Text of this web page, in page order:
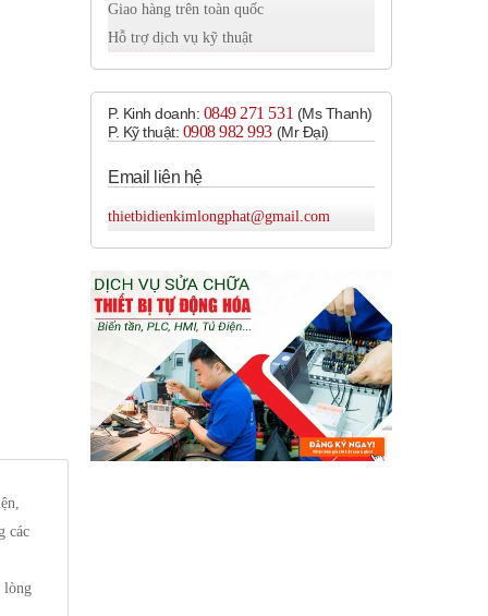
các
lòng
Giao hàng trên toàn quốc
Hỗ trợ dịch vụ kỹ thuật
P. Kinh doanh: 0849 271 531 (Ms Thanh)
P. Kỹ thuật: 0908 982 993​ (Mr Đại)
Email liên hệ
thietbidienkimlongphat@gmail.com